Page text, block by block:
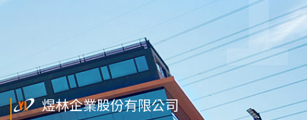
煜林企業股份有限公司
煜林企業股份有限公司
煜林企業股份有限公司